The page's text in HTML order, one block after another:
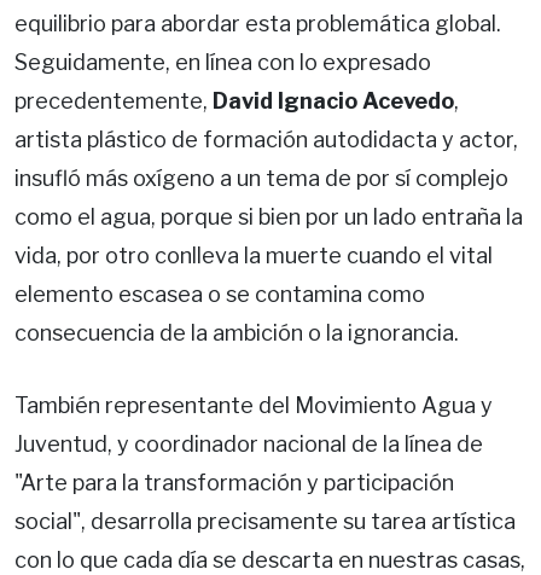
equilibrio para abordar esta problemática global.
Seguidamente, en línea con lo expresado
precedentemente, David Ignacio Acevedo,
artista plástico de formación autodidacta y actor,
insufló más oxígeno a un tema de por sí complejo
como el agua, porque si bien por un lado entraña la
vida, por otro conlleva la muerte cuando el vital
elemento escasea o se contamina como
consecuencia de la ambición o la ignorancia.
También representante del Movimiento Agua y
Juventud, y coordinador nacional de la línea de
"Arte para la transformación y participación
social", desarrolla precisamente su tarea artística
con lo que cada día se descarta en nuestras casas,